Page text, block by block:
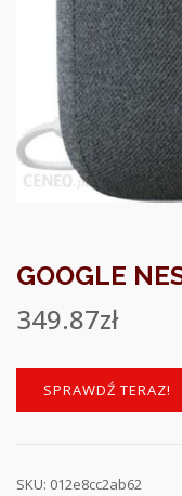
GOOGLE
349.87zł
SPRAWDŹ TERAZ!
SKU: 012e8cc2ab62